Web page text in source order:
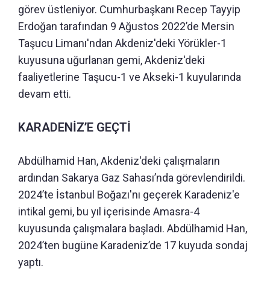
görev üstleniyor. Cumhurbaşkanı Recep Tayyip
Erdoğan tarafından 9 Ağustos 2022’de Mersin
Taşucu Limanı'ndan Akdeniz'deki Yörükler-1
kuyusuna uğurlanan gemi, Akdeniz'deki
faaliyetlerine Taşucu-1 ve Akseki-1 kuyularında
devam etti.
KARADENİZ’E GEÇTİ
Abdülhamid Han, Akdeniz'deki çalışmaların
ardından Sakarya Gaz Sahası’nda görevlendirildi.
2024’te İstanbul Boğazı'nı geçerek Karadeniz'e
intikal gemi, bu yıl içerisinde Amasra-4
kuyusunda çalışmalara başladı. Abdülhamid Han,
2024’ten bugüne Karadeniz’de 17 kuyuda sondaj
yaptı.